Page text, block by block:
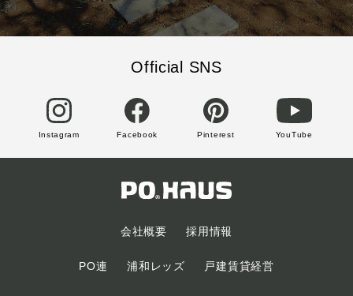
Official SNS
Instagram Facebook Pinterest YouTube
会社概要 採用情報
PO連 浦和レッズ 戸建賃貸経営